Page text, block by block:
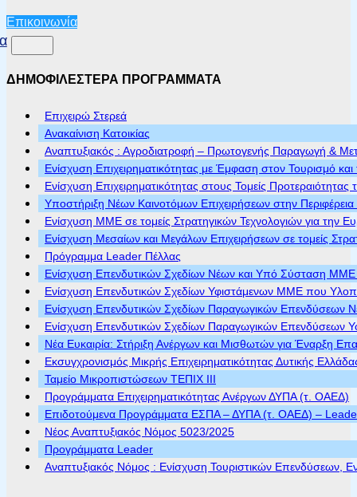
Επικοινωνία
ΔΗΜΟΦΙΛΕΣΤΕΡΑ ΠΡΟΓΡΑΜΜΑΤΑ
Επιχειρώ Στερεά
Ανακαίνιση Κατοικίας
Αναπτυξιακός : Αγροδιατροφή – Πρωτογενής Παραγωγή &
Ενίσχυση Επιχειρηματικότητας με Έμφαση στον Τουρισμό
Ενίσχυση Επιχειρηματικότητας στους Τομείς Προτεραιότητας
Υποστήριξη Νέων Καινοτόμων Επιχειρήσεων στην
Ενίσχυση ΜΜΕ σε τομείς Στρατηγικών Τεχνολογιών για την
Ενίσχυση Μεσαίων και Μεγάλων Επιχειρήσεων σε τομείς
Πρόγραμμα Leader Πέλλας
Ενίσχυση Επενδυτικών Σχεδίων Νέων και Υπό Σύσταση ΜΜΕ
Ενίσχυση Επενδυτικών Σχεδίων Υφιστάμενων ΜΜΕ που
Ενίσχυση Επενδυτικών Σχεδίων Παραγωγικών Επενδύσεων
Ενίσχυση Επενδυτικών Σχεδίων Παραγωγικών Επενδύσεων
Νέα Ευκαιρία: Στήριξη Ανέργων και Μισθωτών για Έναρξη
Εκσυγχρονισμός Μικρής Επιχειρηματικότητας Δυτικής
Ταμείο Μικροπιστώσεων ΤΕΠΙΧ ΙΙΙ
Προγράμματα Επιχειρηματικότητας Ανέργων ΔΥΠΑ (τ. ΟΑΕΔ)
Επιδοτούμενα Προγράμματα ΕΣΠΑ – ΔΥΠΑ (τ. ΟΑΕΔ) – Leader
Νέος Αναπτυξιακός Νόμος 5023/2025
Προγράμματα Leader
Αναπτυξιακός Νόμος : Ενίσχυση Τουριστικών Επενδύσεων,